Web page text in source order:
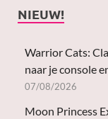
NIEUW!
Warrior Cats:
naar je console
07/08/2026
Moon Princess